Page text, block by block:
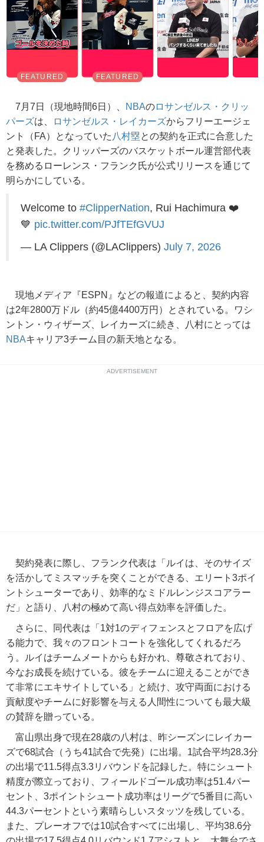
7月7日（現地時間6日）、 NBAのロサンゼルス・クリッ
パーズは、 ロサンゼルス・レイカーズからフリーエージェ
ント（FA）となっていた 八村塁との契約を正式に合意した
と発表した。クリッパーズのバスケットボール運営部代表
を務めるローレンス・フランク氏が公式リリースを通じて
明らかにしている。
Welcome to #ClipperNation, Rui Hachimura ❤️
💙 pic.twitter.com/PJfTEfGVUJ
— LA Clippers (@LAClippers) July 7, 2026
現地メディア『ESPN』などの報道によると、契約内容
は2年2800万ドル（約45億4400万円）とされている。ワシ
ントン・ウィザーズ、レイカーズに続き、八村にとっては
NBAキャリア3チーム目の新天地となる。
ADVERTISEMENT
契約発表に際し、フランク代表は「ルイは、そのサイズ
を活かしてミスマッチを突くことができる、エリート3ポイ
ントシューターであり、効率的なミドルレンジスコアラー
だ」と語り、八村の極めて高い得点効率を評価した。
さらに、同代表は「1対1のディフェンスとフロアを広げ
る能力で、我々のフロントコートを強化してくれるだろ
う。ルイはチームメートからも好かれ、尊敬されており、
今なお成長を続けている。彼をチームに迎えることができ
て非常にエキサイトしている」と続け、攻守両面における
貢献度やチームに好影響を与える人間性についても最大級
の賛辞を贈っている。
富山県出身で現在28歳の八村は、昨シーズンにレイカー
ズで68試合（うち41試合で先発）に出場。1試合平均28.3分
の出場で11.5得点3.3リバウンドを記録した。特にシュート
精度が際立っており、フィールドゴール成功率は51.4パー
セント、3ポイントシュート成功率はリーグで5番目に高い
44.3パーセントという素晴らしいスタッツを残している。
また、プレーオフでは10試合すべてに出場し、平均38.6分